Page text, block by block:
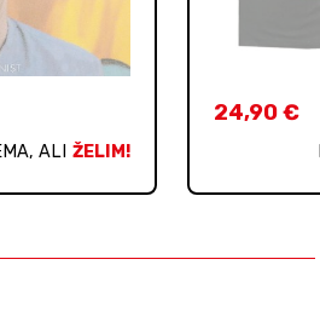
ALI ŽELIM!
24,90€